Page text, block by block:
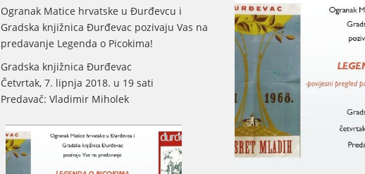
Ogranak Matice hrvatske u Đurđevcu i
Gradska knjižnica Đurđevac pozivaju Vas na
predavanje Legenda o Picokima!
Gradska knjižnica Đurđevac
Četvrtak, 7. lipnja 2018. u 19 sati
Predavač: Vladimir Miholek